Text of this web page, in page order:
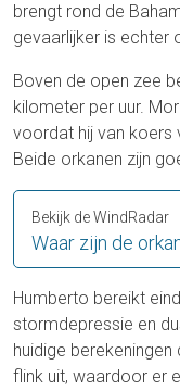
brengt rond de
gevaarlijker is echter
Boven de open zee
kilometer per uur.
voordat hij van koers
Beide orkanen zijn
Waar zijn de
Bekijk de WindRadar
Humberto bereikt
stormdepressie en
huidige
flink uit, waardoor er